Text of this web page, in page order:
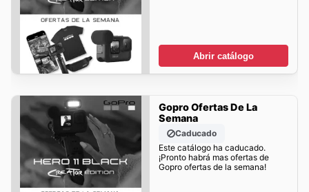
Abrir catálogo
Gopro Ofertas De La
Semana
Caducado
Este catálogo ha caducado.
¡Pronto habrá mas ofertas de
Gopro ofertas de la semana!